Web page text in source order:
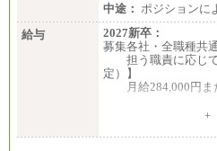
中途： ポジションに
給与
2027新卒：
募集各社・全職種共
担う職責に応じて
定）】
月給284,000円ま
※入社後早期から
す。
+